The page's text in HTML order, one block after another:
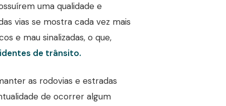
uma qualidade e
vias se mostra cada vez mais
e mau sinalizadas, o que,
de trânsito.
as rodovias e estradas
de ocorrer algum